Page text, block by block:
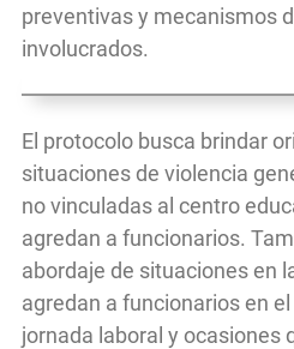
preventivas y mecanismos
involucrados.
El protocolo busca brindar
situaciones de violencia
no vinculadas al centro
agredan a funcionarios.
abordaje de situaciones en
agredan a funcionarios en
jornada laboral y ocasiones